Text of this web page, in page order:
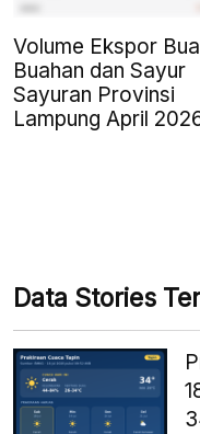
Volume Ekspor
Buahan dan Sayur
Sayuran Provinsi
Lampung April
Data Stories